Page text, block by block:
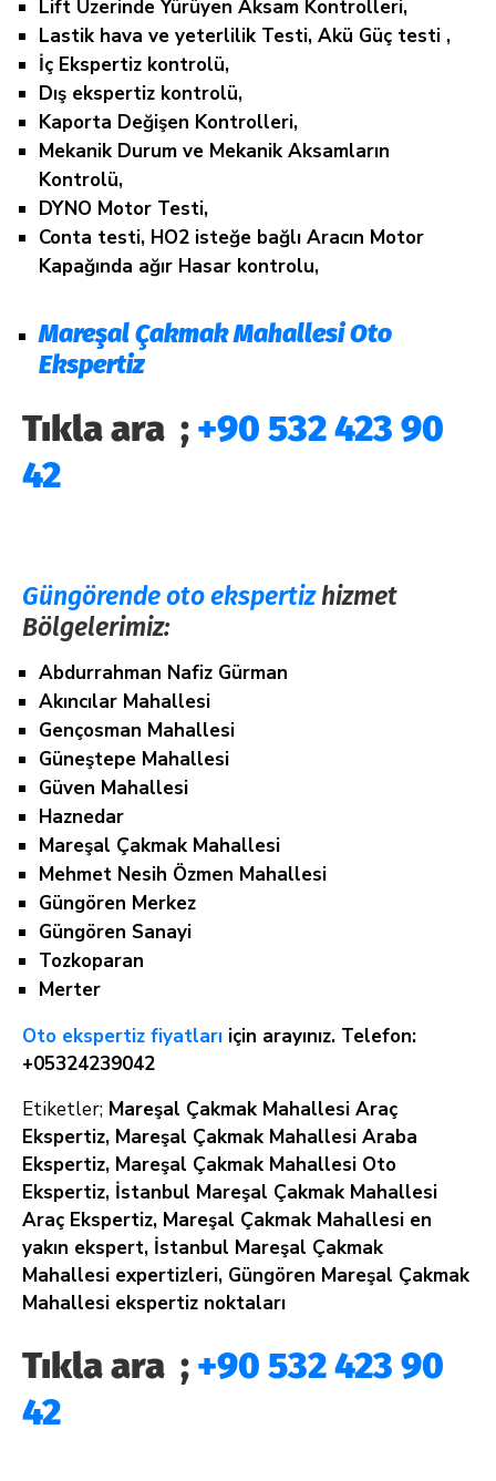
Lift Üzerinde Yürüyen Aksam Kontrolleri,
Lastik hava ve yeterlilik Testi, Akü Güç testi ,
İç Ekspertiz kontrolü,
Dış ekspertiz kontrolü,
Kaporta Değişen Kontrolleri,
Mekanik Durum ve Mekanik Aksamların
Kontrolü,
DYNO Motor Testi,
Conta testi, HO2 isteğe bağlı Aracın Motor
Kapağında ağır Hasar kontrolu,
Mareşal Çakmak Mahallesi Oto
Ekspertiz
Tıkla ara ; +90 532 423 90
42
Güngörende oto ekspertizhizmet
Bölgelerimiz:
Abdurrahman Nafiz Gürman
Akıncılar Mahallesi
Gençosman Mahallesi
Güneştepe Mahallesi
Güven Mahallesi
Haznedar
Mareşal Çakmak Mahallesi
Mehmet Nesih Özmen Mahallesi
Güngören Merkez
Güngören Sanayi
Tozkoparan
Merter
Oto ekspertiz fiyatları için arayınız. Telefon:
+05324239042
Etiketler; Mareşal Çakmak Mahallesi Araç
Ekspertiz, Mareşal Çakmak Mahallesi Araba
Ekspertiz, Mareşal Çakmak Mahallesi Oto
Ekspertiz, İstanbul Mareşal Çakmak Mahallesi
Araç Ekspertiz, Mareşal Çakmak Mahallesi en
yakın ekspert, İstanbul Mareşal Çakmak
Mahallesi expertizleri, Güngören Mareşal Çakmak
Mahallesi ekspertiz noktaları
Tıkla ara ; +90 532 423 90
42